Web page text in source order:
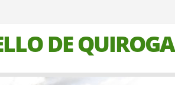
DE QUIROGA